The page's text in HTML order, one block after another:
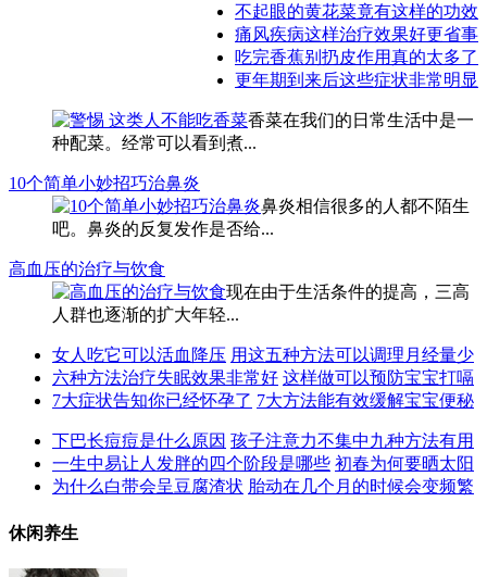
不起眼的黄花菜竟有这样的功效
痛风疾病这样治疗效果好更省事
吃完香蕉别扔皮作用真的太多了
更年期到来后这些症状非常明显
香菜在我们的日常生活中是一
种配菜。经常可以看到煮...
10个简单小妙招巧治鼻炎
鼻炎相信很多的人都不陌生
吧。鼻炎的反复发作是否给...
高血压的治疗与饮食
现在由于生活条件的提高，三高
人群也逐渐的扩大年轻...
女人吃它可以活血降压 用这五种方法可以调理月经量少
六种方法治疗失眠效果非常好 这样做可以预防宝宝打嗝
7大症状告知你已经怀孕了 7大方法能有效缓解宝宝便秘
下巴长痘痘是什么原因 孩子注意力不集中九种方法有用
一生中易让人发胖的四个阶段是哪些 初春为何要晒太阳
为什么白带会呈豆腐渣状 胎动在几个月的时候会变频繁
休闲养生